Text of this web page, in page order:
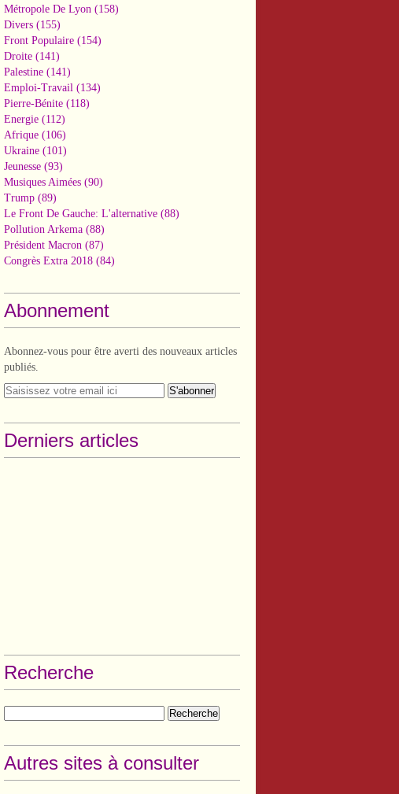
Métropole De Lyon (158)
Divers (155)
Front Populaire (154)
Droite (141)
Palestine (141)
Emploi-Travail (134)
Pierre-Bénite (118)
Energie (112)
Afrique (106)
Ukraine (101)
Jeunesse (93)
Musiques Aimées (90)
Trump (89)
Le Front De Gauche: L'alternative (88)
Pollution Arkema (88)
Président Macron (87)
Congrès Extra 2018 (84)
Abonnement
Abonnez-vous pour être averti des nouveaux articles
publiés.
Derniers articles
Recherche
Autres sites à consulter